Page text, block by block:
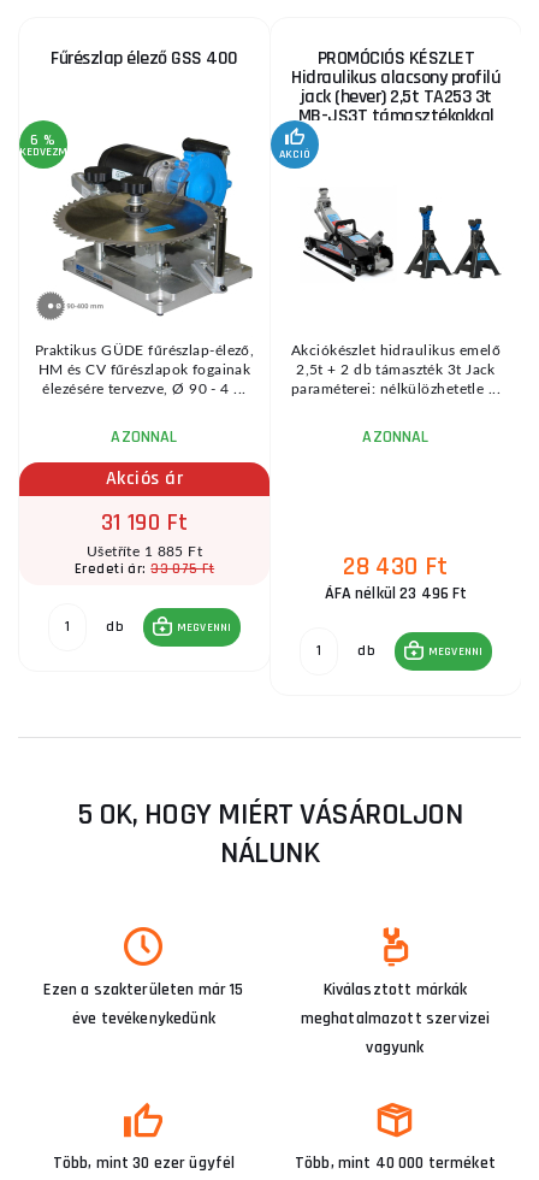
Fűrészlap élező GSS 400
6 %
KEDVEZMÉNY
Praktikus GÜDE fűrészlap-élező,
HM és CV fűrészlapok fogainak
élezésére tervezve, Ø 90 - 4 ...
AZONNAL
Akciós ár
31 190 Ft
Ušetříte 1 885 Ft
Eredeti ár:33 075 Ft
db MEGVENNI
PROMÓCIÓS KÉSZLET
Hidraulikus alacsony profilú
jack (hever) 2,5t TA253 3t
MB-JS3T támasztékokkal
AKCIÓ
Akciókészlet hidraulikus emelő
2,5t + 2 db támaszték 3t Jack
paraméterei: nélkülözhetetle ...
AZONNAL
28 430 Ft
ÁFA nélkül 23 496 Ft
db MEGVENNI
5 OK, HOGY MIÉRT VÁSÁROLJON
NÁLUNK
Ezen a szakterületen már 15
éve tevékenykedünk
Kiválasztott márkák
meghatalmazott szervizei
vagyunk
Több, mint 30 ezer ügyfél
Több, mint 40 000 terméket